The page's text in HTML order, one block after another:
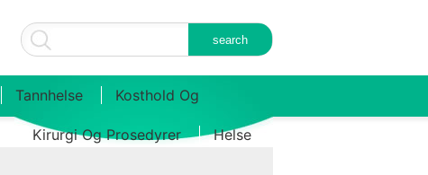
Tannhelse Kosthold Og
Kirurgi Og Prosedyrer Helse